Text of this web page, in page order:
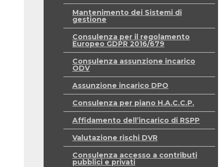
Mantenimento dei Sistemi di
gestione
Consulenza per il regolamento
Europeo GDPR 2016/679
Consulenza assunzione incarico
ODV
Assunzione incarico DPO
Consulenza per piano H.A.C.C.P.
Affidamento dell’incarico di RSPP
Valutazione rischi DVR
Consulenza accesso a contributi
pubblici e privati